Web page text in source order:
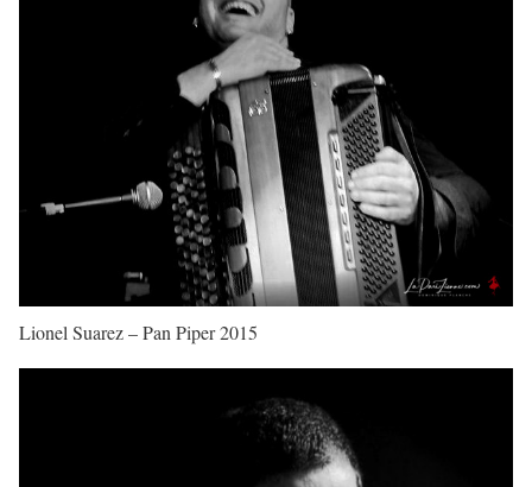
Lionel Suarez – Pan Piper 2015